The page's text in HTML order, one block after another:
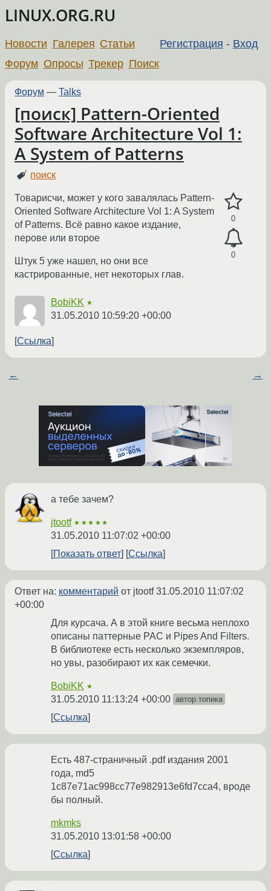
LINUX.ORG.RU
Регистрация - Вход
Новости Галерея Статьи
Форум Опросы Трекер Поиск
Форум — Talks
[поиск] Pattern-Oriented
Software Architecture Vol 1:
A System of Patterns
поиск
0
0
Товарисчи, может у кого завалялась Pattern-
Oriented Software Architecture Vol 1: A System
of Patterns. Всё равно какое издание,
перове или второе
Штук 5 уже нашел, но они все
кастрированные, нет некоторых глав.
BobiKK ★
31.05.2010 10:59:20 +00:00
Ссылка
← →
а тебе зачем?
jtootf ★★★★★
31.05.2010 11:07:02 +00:00
Показать ответ
Ссылка
Ответ на: комментарий от jtootf31.05.2010 11:07:02
+00:00
Для курсача. А в этой книге весьма неплохо
описаны паттерные PAC и Pipes And Filters.
В библиотеке есть несколько экземпляров,
но увы, разобирают их как семечки.
BobiKK ★
31.05.2010 11:13:24 +00:00 автор топика
Ссылка
Есть 487-страничный .pdf издания 2001
года, md5
1c87e71ac998cc77e982913e6fd7cca4, вроде
бы полный.
mkmks
31.05.2010 13:01:58 +00:00
Ссылка